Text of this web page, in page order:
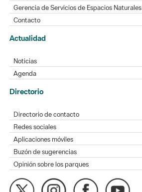
Gerencia de Servicios de Espacios Naturales
Contacto
Actualidad
Noticias
Agenda
Directorio
Directorio de contacto
Redes sociales
Aplicaciones móviles
Buzón de sugerencias
Opinión sobre los parques